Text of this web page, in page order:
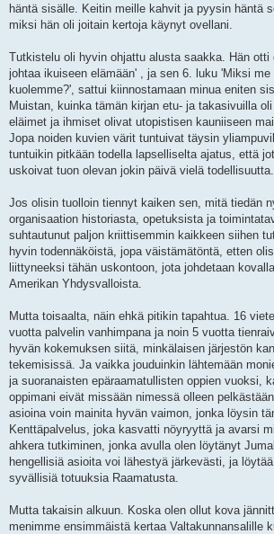
häntä sisälle. Keitin meille kahvit ja pyysin häntä
miksi hän oli joitain kertoja käynyt ovellani.
Tutkistelu oli hyvin ohjattu alusta saakka. Hän otti
johtaa ikuiseen elämään' , ja sen 6. luku 'Miksi me
kuolemme?', sattui kiinnostamaan minua eniten
Muistan, kuinka tämän kirjan etu- ja takasivuilla
eläimet ja ihmiset olivat utopistisen kauniiseen
Jopa noiden kuvien värit tuntuivat täysin
tuntuikin pitkään todella lapselliselta ajatus, että
uskoivat tuon olevan jokin päivä vielä todellisuutta.
Jos olisin tuolloin tiennyt kaiken sen, mitä tiedän
organisaation historiasta, opetuksista ja
suhtautunut paljon kriittisemmin kaikkeen siihen
hyvin todennäköistä, jopa väistämätöntä, etten
liittyneeksi tähän uskontoon, jota johdetaan
Amerikan Yhdysvalloista.
Mutta toisaalta, näin ehkä pitikin tapahtua. 16
vuotta palvelin vanhimpana ja noin 5 vuotta
hyvän kokemuksen siitä, minkälaisen järjestön
tekemisissä. Ja vaikka jouduinkin lähtemään
ja suoranaisten epäraamatullisten oppien vuoksi,
oppimani eivät missään nimessä olleen
asioina voin mainita hyvän vaimon, jonka löysin
Kenttäpalvelus, joka kasvatti nöyryyttä ja avarsi
ahkera tutkiminen, jonka avulla olen löytänyt
hengellisiä asioita voi lähestyä järkevästi, ja
syvällisiä totuuksia Raamatusta.
Mutta takaisin alkuun. Koska olen ollut kova
menimme ensimmäistä kertaa Valtakunnansalille